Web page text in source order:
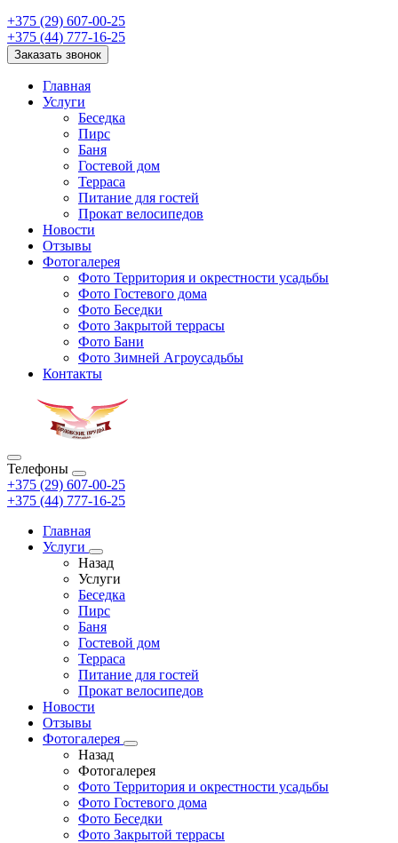
+375 (29) 607-00-25
+375 (44) 777-16-25
Заказать звонок
Главная
Услуги
Беседка
Пирс
Баня
Гостевой дом
Терраса
Питание для гостей
Прокат велосипедов
Новости
Отзывы
Фотогалерея
Фото Территория и окрестности усадьбы
Фото Гостевого дома
Фото Беседки
Фото Закрытой террасы
Фото Бани
Фото Зимней Агроусадьбы
Контакты
Телефоны
+375 (29) 607-00-25
+375 (44) 777-16-25
Главная
Услуги
Назад
Услуги
Беседка
Пирс
Баня
Гостевой дом
Терраса
Питание для гостей
Прокат велосипедов
Новости
Отзывы
Фотогалерея
Назад
Фотогалерея
Фото Территория и окрестности усадьбы
Фото Гостевого дома
Фото Беседки
Фото Закрытой террасы